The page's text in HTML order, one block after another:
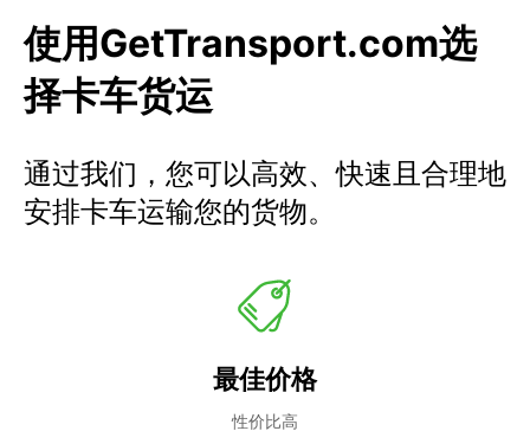
使用GetTransport.com选
择卡车货运
通过我们，您可以高效、快速且合理地
安排卡车运输您的货物。
最佳价格
性价比高